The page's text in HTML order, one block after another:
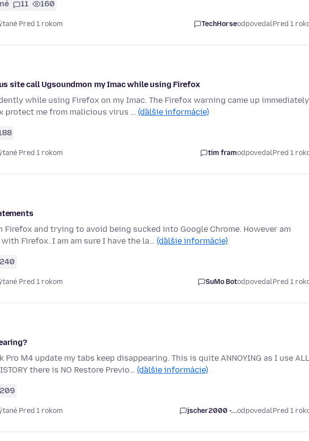
11 160
Pred 1 rokom TechHorseodpovedalPred 1
site call Ugsoundmon my Imac while using Firefox
while using Firefox on my Imac. The Firefox warning came up immediately
protect me from malicious virus … (ďalšie informácie)
Pred 1 rokom tim framodpovedalPred 1
and trying to avoid being sucked into Google Chrome. However am
Firefox. I am am sure I have the la… (ďalšie informácie)
240
Pred 1 rokom SuMo BotodpovedalPred 1
M4 update my tabs keep disappearing. This is quite ANNOYING as I use ALL
there is NO Restore Previo… (ďalšie informácie)
209
Pred 1 rokom jscher2000 -...odpovedalPred 1